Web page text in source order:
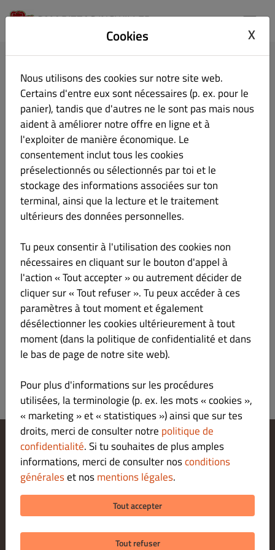
SAM PIZZAS INGWILLER
SAM PIZZAS INGWILLER
131 RUE DU GENERAL DE GAULLE, INGWILLER 67340, 67,
France
Le restaurant est ouvert pour
Horaires d’ouvertures: fermé
Désolé, mais nous n’acceptons pas les commandes en
ligne en ce moment
Ni les livraisons ni les retraits sur place ne sont disponibles,
mais vous pouvez toujours jeter un coup d’œil au menu ou nous
Menu Heures d’ouverture Infos
Tout PIZZAS FLAMMEKUECHE DESSERTS
Aucun élément de menu trouvé dans cette catégorie.
Modifier les paramètres relatifs aux cookies
Contactez-nous
Politique De Confidentialité
Conditions Générales
Cookies X
Nous utilisons des cookies sur notre site web.
Certains d'entre eux sont nécessaires (p. ex. pour le
panier), tandis que d'autres ne le sont pas mais nous
aident à améliorer notre offre en ligne et à
l'exploiter de manière économique. Le
consentement inclut tous les cookies
préselectionnés ou sélectionnés par toi et le
stockage des informations associées sur ton
terminal, ainsi que la lecture et le traitement
ultérieurs des données personnelles.
Tu peux consentir à l'utilisation des cookies non
nécessaires en cliquant sur le bouton d'appel à
l'action « Tout accepter » ou autrement décider de
cliquer sur « Tout refuser ». Tu peux accéder à ces
paramètres à tout moment et également
désélectionner les cookies ultérieurement à tout
moment (dans la politique de confidentialité et dans
le bas de page de notre site web).
Pour plus d'informations sur les procédures
utilisées, la terminologie (p. ex. les mots « cookies »,
« marketing » et « statistiques ») ainsi que sur tes
droits, merci de consulter notre politique de
confidentialité. Si tu souhaites de plus amples
informations, merci de consulter nosconditions
généraleset nosmentions légales.
Tout accepter
Tout refuser